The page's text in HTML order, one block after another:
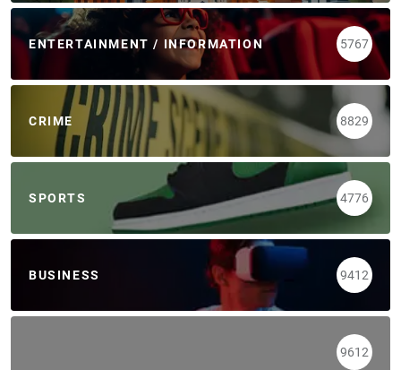
ENTERTAINMENT / INFORMATION 5767
CRIME 8829
SPORTS 4776
BUSINESS 9412
9612